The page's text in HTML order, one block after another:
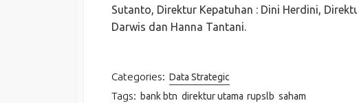
Sutanto, Direktur Kepatuhan : Dini Herdini,
Darwis dan Hanna Tantani.
Categories: Data Strategic
Tags: bank btn direktur utama rupslb saham